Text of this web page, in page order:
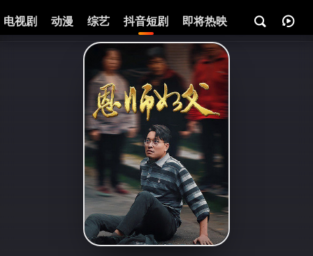
电视剧 动漫 综艺 抖音短剧 即将热映 资讯